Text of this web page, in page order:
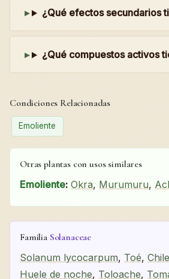
¿Qué efectos secundarios
¿Qué compuestos activos
Condiciones Relacionadas
Emoliente
Otras plantas con usos similares
Emoliente: Okra, Murumuru,
Familia Solanaceae
Solanum lycocarpum, Toé, Chile
Huele de noche, Toloache,